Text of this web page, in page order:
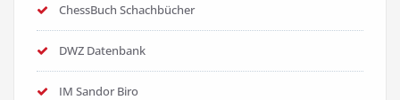
ChessBuch Schachbücher
DWZ Datenbank
IM Sandor Biro